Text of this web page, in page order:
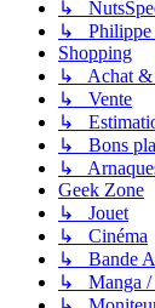
↳
↳ Philippe
Shopping
↳ Achat &
↳ Vente
↳
↳ Bons
↳
Geek Zone
↳ Jouet
↳ Cinéma
↳ Bande
↳ Manga /